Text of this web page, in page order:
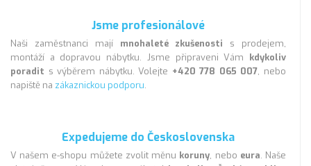
Jsme profesionálové
Naši zaměstnanci mají mnohaleté zkušenosti s prodejem,
montáží a dopravou nábytku. Jsme připraveni Vám kdykoliv
poradit s výběrem nábytku. Volejte +420 778 065 007, nebo
napiště na zákaznickou podporu.
Expedujeme do Československa
V našem e-shopu můžete zvolit měnu koruny, nebo eura. Naše